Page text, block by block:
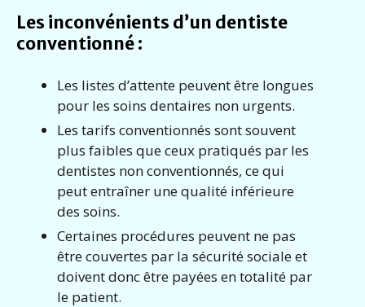
Les inconvénients d’un dentiste
conventionné :
Les listes d’attente peuvent être longues
pour les soins dentaires non urgents.
Les tarifs conventionnés sont souvent
plus faibles que ceux pratiqués par les
dentistes non conventionnés, ce qui
peut entraîner une qualité inférieure
des soins.
Certaines procédures peuvent ne pas
être couvertes par la sécurité sociale et
doivent donc être payées en totalité par
le patient.